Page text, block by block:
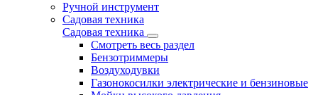
Ручной инструмент
Садовая техника
Садовая техника
Смотреть весь раздел
Бензотриммеры
Воздуходувки
Газонокосилки электрические и бензиновые